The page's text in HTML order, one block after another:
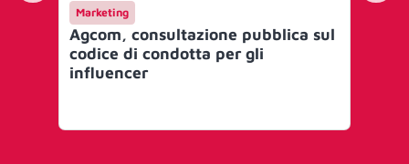
Marketing
Agcom, consultazione pubblica sul
codice di condotta per gli
influencer